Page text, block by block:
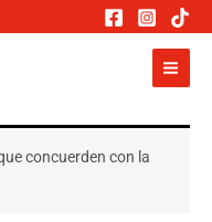
concuerden con la